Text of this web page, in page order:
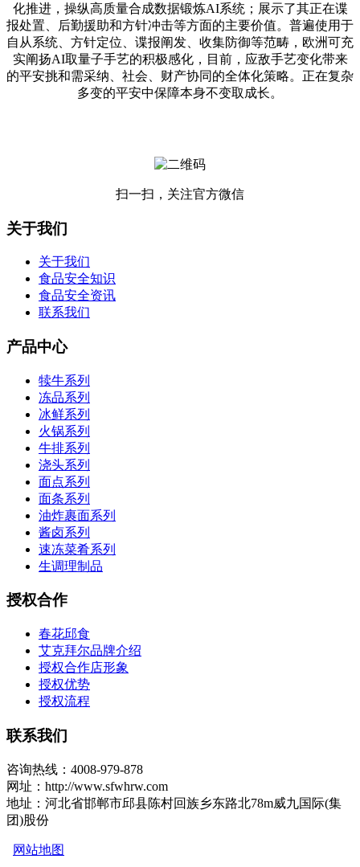
化推进，操纵高质量合成数据锻炼AI系统；展示了其正在谍
报处置、后勤援助和方针冲击等方面的主要价值。普遍使用于
自从系统、方针定位、谍报阐发、收集防御等范畴，欧洲可充
实阐扬AI取量子手艺的积极感化，目前，应敌手艺变化带来
的平安挑和需采纳、社会、财产协同的全体化策略。正在复杂
多变的平安中保障本身不变取成长。
扫一扫，关注官方微信
关于我们
关于我们
食品安全知识
食品安全资讯
联系我们
产品中心
犊牛系列
冻品系列
冰鲜系列
火锅系列
牛排系列
浇头系列
面点系列
面条系列
油炸裹面系列
酱卤系列
速冻菜肴系列
生调理制品
授权合作
春花邱食
艾克拜尔品牌介绍
授权合作店形象
授权优势
授权流程
联系我们
咨询热线：4008-979-878
网址：http://www.sfwhrw.com
地址：河北省邯郸市邱县陈村回族乡东路北78m威九国际(集
团)股份
网站地图